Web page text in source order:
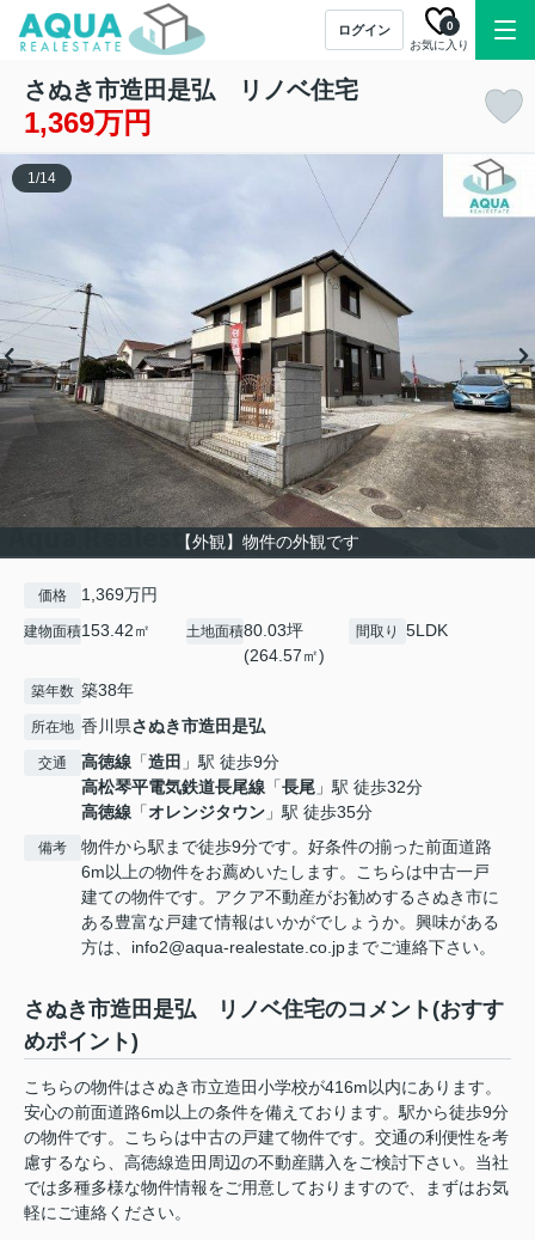
ログイン
お気に入り
0
さぬき市造田是弘 リノベ住宅
1,369万円
【外観】物件の外観です
1/14
価格 1,369万円
建物面積153.42㎡ 土地面積80.03坪
(264.57㎡)
間取り 5LDK
築年数 築38年
所在地 香川県さぬき市造田是弘
交通 高徳線 「造田 」駅 徒歩9分
高松琴平電気鉄道長尾線 「長尾 」駅 徒歩32分
高徳線 「オレンジタウン 」駅 徒歩35分
備考
物件から駅まで徒歩9分です。好条件の揃った前面道路
6m以上の物件をお薦めいたします。こちらは中古一戸
建ての物件です。アクア不動産がお勧めするさぬき市に
ある豊富な戸建て情報はいかがでしょうか。興味がある
方は、info2@aqua-realestate.co.jpまでご連絡下さい。
さぬき市造田是弘 リノベ住宅のコメント(おすす
めポイント)
こちらの物件はさぬき市立造田小学校が416m以内にあります。
安心の前面道路6m以上の条件を備えております。駅から徒歩9分
の物件です。こちらは中古の戸建て物件です。交通の利便性を考
慮するなら、高徳線造田周辺の不動産購入をご検討下さい。当社
では多種多様な物件情報をご用意しておりますので、まずはお気
軽にご連絡ください。